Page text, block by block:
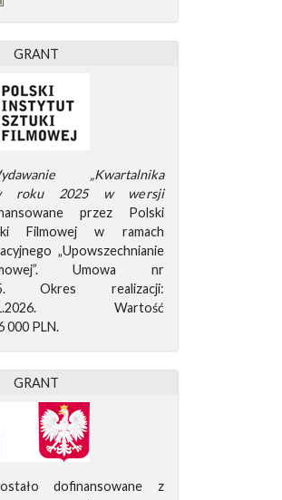
GRANT
„Kwartalnika
w roku 2025 w wersji
przez Polski
Filmowej w ramach
„Upowszechnianie
Umowa nr
Okres realizacji:
Wartość
000 PLN.
GRANT
dofinansowane z